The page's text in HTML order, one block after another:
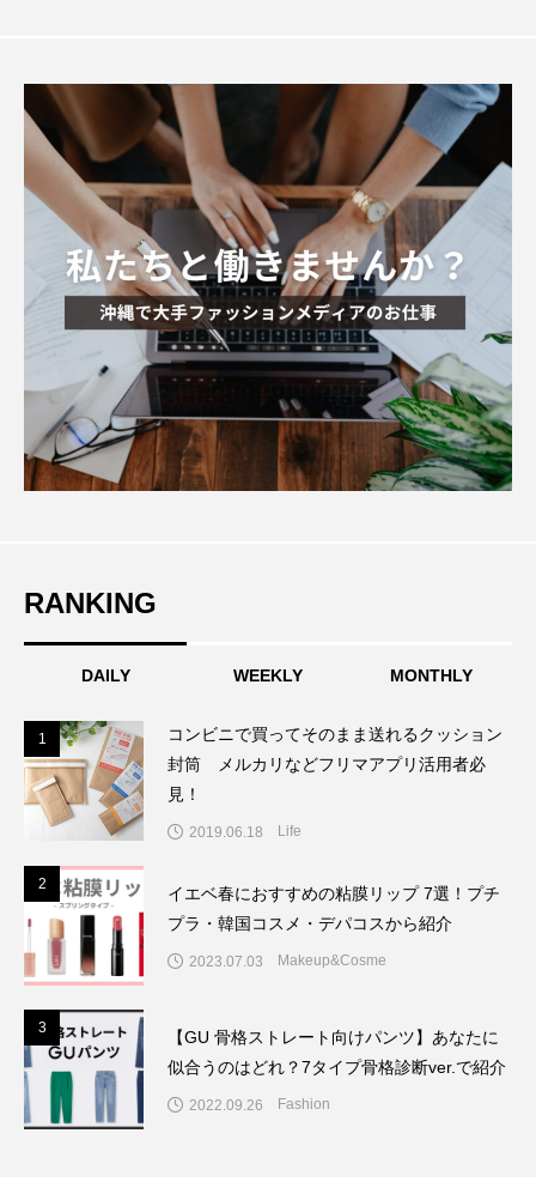
RANKING
DAILY WEEKLY MONTHLY
1
コンビニで買ってそのまま送れるクッション
封筒 メルカリなどフリマアプリ活用者必
見！
2019.06.18 Life
2
イエベ春におすすめの粘膜リップ 7選！プチ
プラ・韓国コスメ・デパコスから紹介
2023.07.03 Makeup&Cosme
3
【GU 骨格ストレート向けパンツ】あなたに
似合うのはどれ？7タイプ骨格診断ver.で紹介
2022.09.26 Fashion